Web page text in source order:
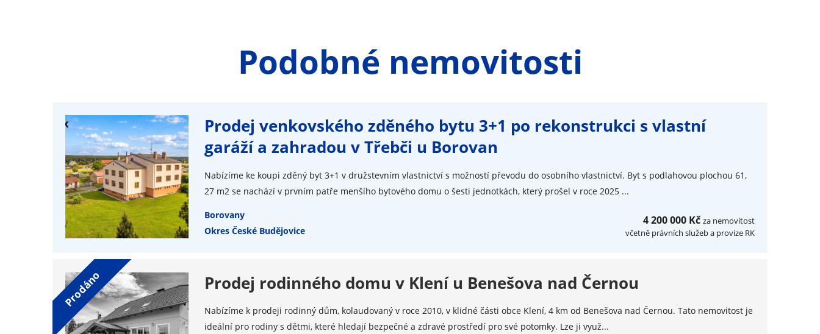
Podobné nemovitosti
Prodej venkovského zděného bytu 3+1 po rekonstrukci s vlastní
garáží a zahradou v Třebči u Borovan
Nabízíme ke koupi zděný byt 3+1 v družstevním vlastnictví s možností převodu do osobního vlastnictví. Byt s podlahovou plochou 61,
27 m2 se nachází v prvním patře menšího bytového domu o šesti jednotkách, který prošel v roce 2025 ...
Borovany
Okres České Budějovice
4 200 000 Kč za nemovitost
včetně právních služeb a provize RK
Prodej rodinného domu v Klení u Benešova nad Černou
Nabízíme k prodeji rodinný dům, kolaudovaný v roce 2010, v klidné části obce Klení, 4 km od Benešova nad Černou. Tato nemovitost je
ideální pro rodiny s dětmi, které hledají bezpečné a zdravé prostředí pro své potomky. Lze ji využ...